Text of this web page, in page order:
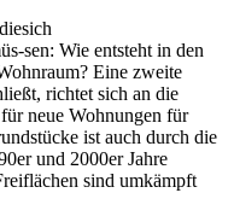
sen: Wie entsteht in den
Eine zweite
richtet sich an die
neue Wohnungen für
ist auch durch die
und 2000er Jahre
sind umkämpft